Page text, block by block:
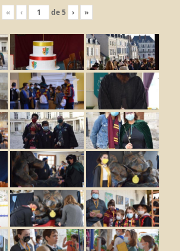
« ‹ de5 › »